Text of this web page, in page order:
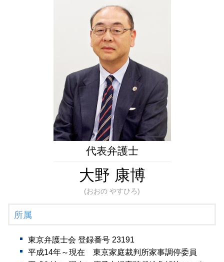
遺産分割協議 やり直し
自筆証書遺言 保管制度 メリット
成年後見人 身上監護
成年後見人 費用 誰が払う
成年後見制度 改正
法定後見制度
後見 保佐 補助 違い
限定承認 相続 財産管理人 弁護士
成年後見 弁護士 相談 新橋
遺言書作成 弁護士 相談 東京23区
相続問題 弁護士 相談 港区
生前対策 弁護士 相談 都内
財産管理 弁護士 相談 都内
遺言書作成 弁護士 相談 港区
財産管理 弁護士 相談 東京23区
成年後見 弁護士 相談 港区
成年後見 弁護士 相談 都内
生前対策 弁護士 相談 港区
相続問題 弁護士 相談 新橋
生前対策 弁護士 相談 東京23区
代表弁護士
大野 康博
(おおの やすひろ)
所属
東京弁護士会 登録番号 23191
平成14年～現在 東京家庭裁判所家事調停委員